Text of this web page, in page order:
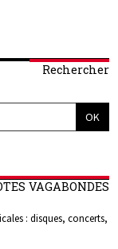
Rechercher
VAGABONDES
: disques, concerts,